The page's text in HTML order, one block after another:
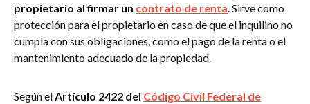
propietario al firmar un contrato de renta. Sirve como
protección para el propietario en caso de que el inquilino no
cumpla con sus obligaciones, como el pago de la renta o el
mantenimiento adecuado de la propiedad.
Según elArtículo 2422 del Código Civil Federal de